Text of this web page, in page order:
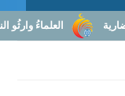
العلماءُ وارثُو